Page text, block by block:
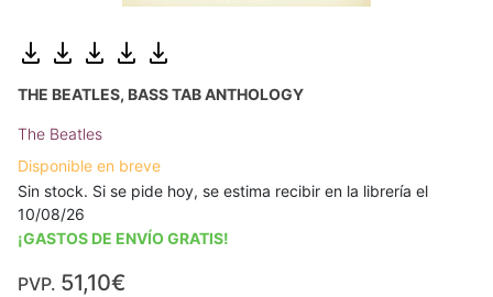
THE BEATLES, BASS TAB ANTHOLOGY
The Beatles
Disponible en breve
Sin stock. Si se pide hoy, se estima recibir en la librería el
10/08/26
¡GASTOS DE ENVÍO GRATIS!
PVP. 51,10€